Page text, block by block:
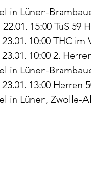
in Lünen-
22.01. 15:00 TuS 59
10:00 THC
10:00 2.
in Lünen-
13:00 Herren
in Lünen, Zwolle-